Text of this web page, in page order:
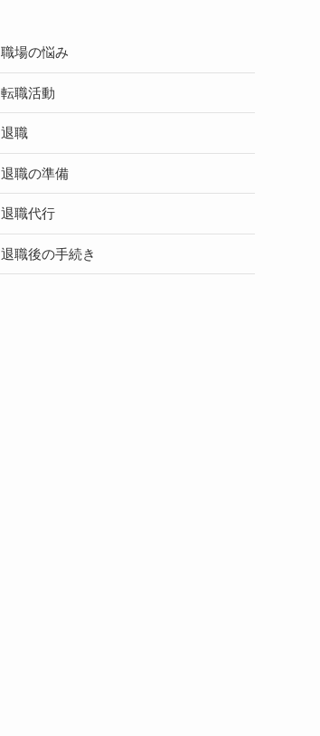
職場の悩み
転職活動
退職
退職の準備
退職代行
退職後の手続き